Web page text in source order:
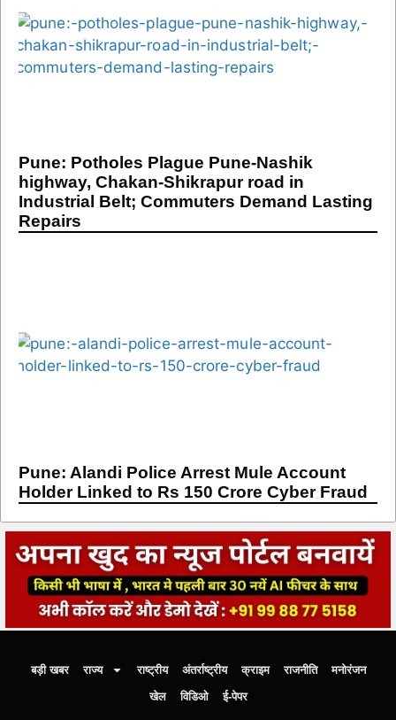
Pune: Potholes Plague Pune-Nashik
highway, Chakan-Shikrapur road in
Industrial Belt; Commuters Demand Lasting
Repairs
Pune: Alandi Police Arrest Mule Account
Holder Linked to Rs 150 Crore Cyber Fraud
बड़ी खबर राज्य राष्ट्रीय अंतर्राष्ट्रीय क्राइम राजनीति
मनोरंजन
खेल
विडिओ ई-पेपर